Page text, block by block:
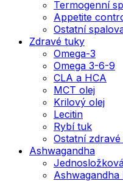
Termogenní
Appetite
Ostatní
Zdravé tuky
Omega-3
Omega 3-6-9
CLA a HCA
MCT olej
Krilový olej
Lecitin
Rybí tuk
Ostatní
Ashwagandha